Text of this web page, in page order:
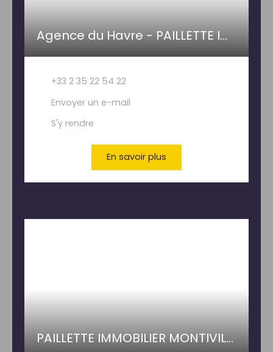
Agence du Havre - PAILLETTE IMMOBILIER
+33 2 35 22 54 22
Envoyer un e-mail
S'y rendre
En savoir plus
PAILLETTE IMMOBILIER MONTIVILLIERS